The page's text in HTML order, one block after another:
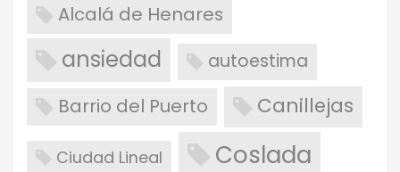
Alcalá de Henares
ansiedad autoestima
Barrio del Puerto Canillejas
Ciudad Lineal Coslada